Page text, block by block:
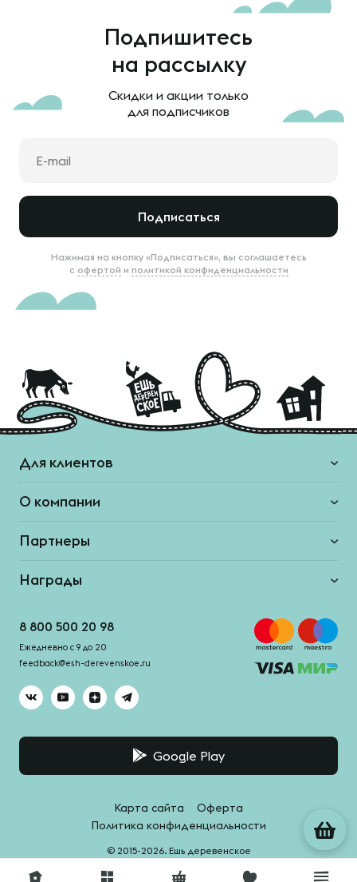
Подпишитесь
на рассылку
Скидки и акции только
для подписчиков
Подписаться
Нажимая на кнопку «Подписаться», вы соглашаетесь
с офертой и политикой конфиденциальности
Для клиентов
О компании
Партнеры
Награды
8 800 500 20 98
Ежедневно с 9 до 20
feedback@esh-derevenskoe.ru
Google Play
© 2015-2026. Ешь деревенское
Карта сайта
Оферта
Политика конфиденциальности
Система качества - HACCPro